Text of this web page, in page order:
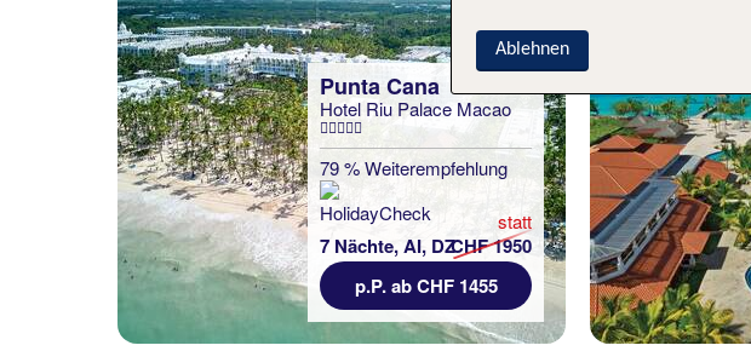
Punta Cana
Hotel Riu Palace Macao
79 % Weiterempfehlung
7 Nächte, AI, DZ
statt
CHF 1950
p.P. ab CHF 1455
Ablehnen